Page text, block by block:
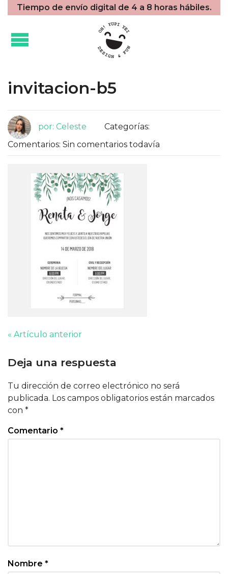
Tiempo de envío digital de 4 a 8 horas hábiles.
invitacion-b5
por: Celeste
Categorías:
Comentarios: Sin comentarios todavía
« Artículo anterior
Deja una respuesta
Tu dirección de correo electrónico no será
publicada. Los campos obligatorios están marcados
con *
Comentario *
Nombre *